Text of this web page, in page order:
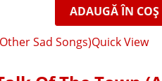
ADAUGĂ ÎN COȘ
Quick View